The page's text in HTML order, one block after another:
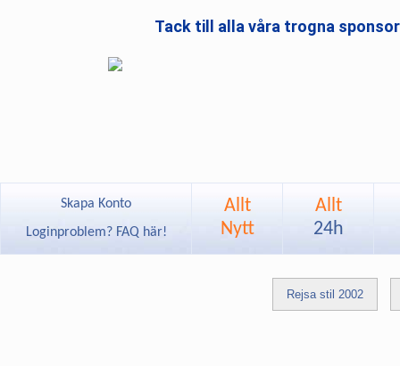
Tack till alla våra trogna
Skapa Konto
Loginproblem? FAQ här!
Allt
Nytt
Allt
24h
Rejsa stil 2002